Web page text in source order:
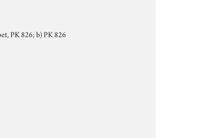
PK 826; b) PK 826